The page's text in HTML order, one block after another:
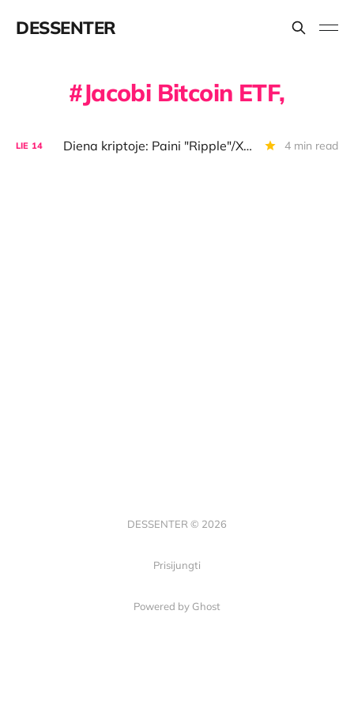
DESSENTER
Jacobi Bitcoin ETF,
LIE 14 Diena kriptoje: Paini "Ripple"/XRP pergalė, sulaikytas "Celsius" ex-vadas, ir vėl naujos BTC aukštumos 4 min read
DESSENTER © 2026
Prisijungti
Powered by Ghost